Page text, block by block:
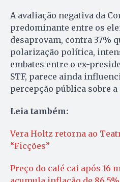
A avaliação negativa da
predominante entre os
desaprovam, contra 37%
polarização política,
embates entre o ex-
STF, parece ainda
percepção pública sobre
Leia também:
Vera Holtz retorna ao
“Ficções”
Preço do café cai após 16